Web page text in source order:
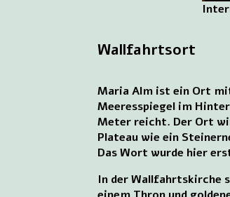
Wallfahrtsort
Maria Alm ist ein Ort
Meeresspiegel im
Meter reicht. Der Ort
Plateau wie ein
Das Wort wurde hier
In der Wallfahrtskirche